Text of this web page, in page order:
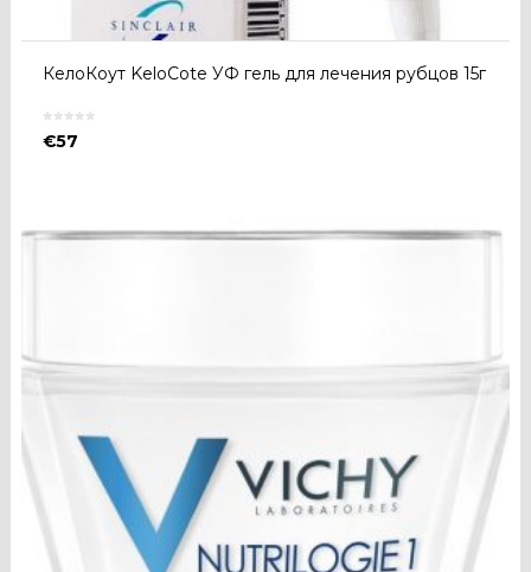
КелоКоут KeloCote УФ гель для лечения рубцов 15г
€57